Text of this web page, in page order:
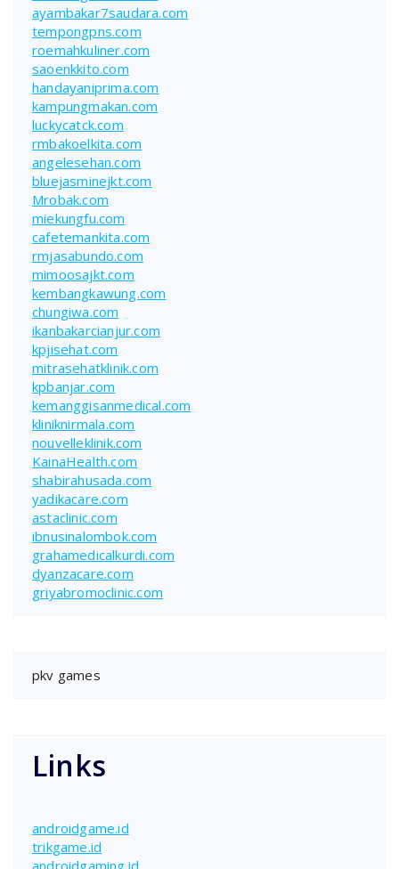
ayambakar7saudara.com
tempongpns.com
roemahkuliner.com
saoenkkito.com
handayaniprima.com
kampungmakan.com
luckycatck.com
rmbakoelkita.com
angelesehan.com
bluejasminejkt.com
Mrobak.com
miekungfu.com
cafetemankita.com
rmjasabundo.com
mimoosajkt.com
kembangkawung.com
chungiwa.com
ikanbakarcianjur.com
kpjisehat.com
mitrasehatklinik.com
kpbanjar.com
kemanggisanmedical.com
kliniknirmala.com
nouvelleklinik.com
KainaHealth.com
shabirahusada.com
yadikacare.com
astaclinic.com
ibnusinalombok.com
grahamedicalkurdi.com
dyanzacare.com
griyabromoclinic.com
pkv games
Links
androidgame.id
trikgame.id
androidgaming.id